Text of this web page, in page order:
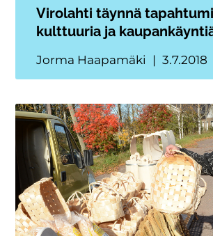
Virolahti täynnä
kulttuuria ja
Jorma Haapamäki 3.7.2018